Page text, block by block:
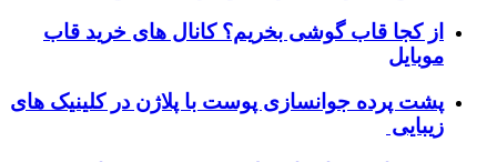
از کجا قاب گوشی بخریم؟ کانال های خرید قاب
موبایل
پشت پرده جوانسازی پوست با پلاژن در کلینیک های
زیبایی